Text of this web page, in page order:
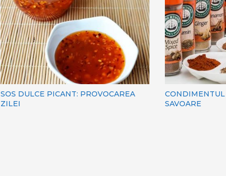
SOS DULCE PICANT: PROVOCAREA
ZILEI
CONDIMENTUL
SAVOARE